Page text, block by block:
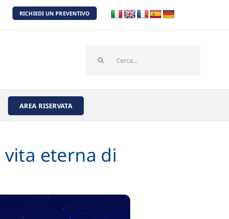
RICHIEDI UN PREVENTIVO
per:
AREA RISERVATA
eterna di